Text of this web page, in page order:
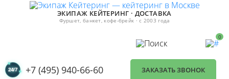
ЭКИПАЖ КЕЙТЕРИНГ · ДОСТАВКА
Фуршет, банкет, кофе-брейк · с 2003 года
0
+7 (495) 940-66-60 ЗАКАЗАТЬ ЗВОНОК